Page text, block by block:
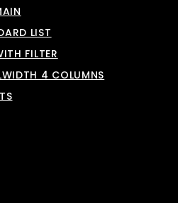
LIST
FILTER
4 COLUMNS